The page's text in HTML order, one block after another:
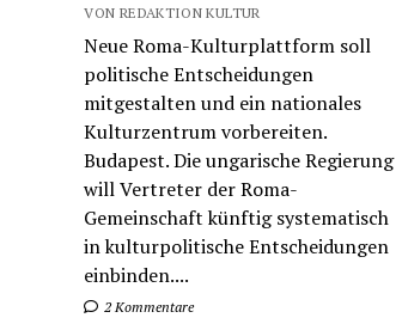
VON REDAKTION KULTUR
Neue Roma-Kulturplattform soll
politische Entscheidungen
mitgestalten und ein nationales
Kulturzentrum vorbereiten.
Budapest. Die ungarische Regierung
will Vertreter der Roma-
Gemeinschaft künftig systematisch
in kulturpolitische Entscheidungen
einbinden....
2 Kommentare